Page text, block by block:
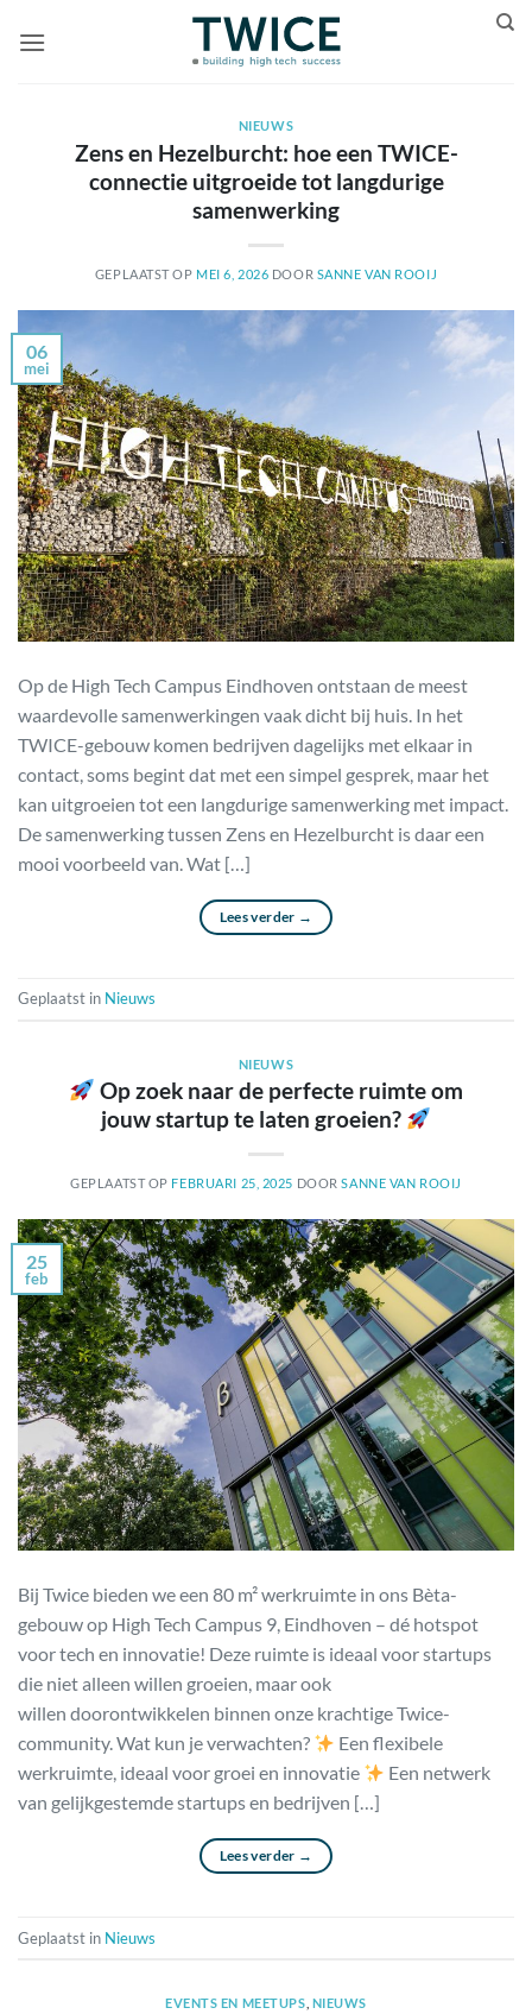
naar
NIEUWS
Zens en Hezelburcht: hoe een TWICE-
connectie uitgroeide tot langdurige
samenwerking
GEPLAATST OP MEI 6, 2026 DOOR SANNE VAN ROOIJ
06
mei
Op de High Tech Campus Eindhoven ontstaan de meest
waardevolle samenwerkingen vaak dicht bij huis. In het
TWICE-gebouw komen bedrijven dagelijks met elkaar in
contact, soms begint dat met een simpel gesprek, maar het
kan uitgroeien tot een langdurige samenwerking met impact.
De samenwerking tussen Zens en Hezelburcht is daar een
mooi voorbeeld van. Wat […]
Lees verder →
Geplaatst in Nieuws
NIEUWS
Op zoek naar de perfecte ruimte om
jouw startup te laten groeien?
GEPLAATST OP FEBRUARI 25, 2025 DOORSANNE VAN ROOIJ
25
feb
Bij Twice bieden we een 80 m² werkruimte in ons Bèta-
gebouw op High Tech Campus 9, Eindhoven – dé hotspot
voor tech en innovatie! Deze ruimte is ideaal voor startups
die niet alleen willen groeien, maar ook
willen doorontwikkelen binnen onze krachtige Twice-
community. Wat kun je verwachten?
Een flexibele
werkruimte, ideaal voor groei en innovatie
Een netwerk
van gelijkgestemde startups en bedrijven […]
Lees verder →
Geplaatst in Nieuws
EVENTS EN MEETUPS NIEUWS